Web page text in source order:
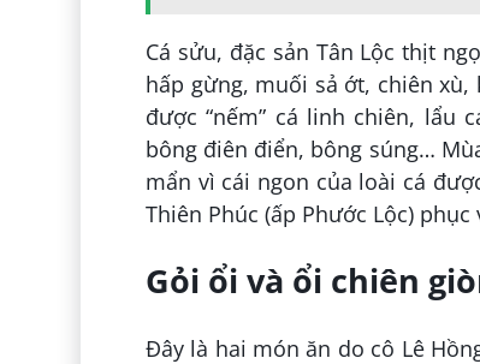
Cá sửu, đặc sản Tân Lộc thịt
hấp gừng, muối sả ớt, chiên xù,
được “nếm” cá linh chiên, lẩu
bông điên điển, bông súng…
mẩn vì cái ngon của loài cá
Thiên Phúc (ấp Phước Lộc)
Gỏi ổi và ổi chiên
Đây là hai món ăn do cô Lê